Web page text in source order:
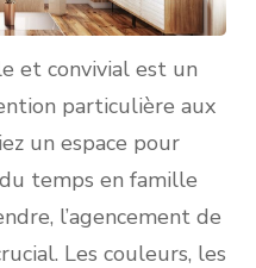
et convivial est un
particulière aux
un espace pour
temps en famille
l’agencement de
Les couleurs, les